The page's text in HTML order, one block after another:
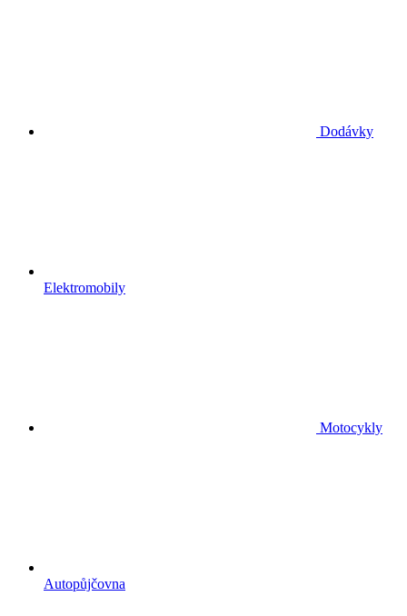
Dodávky
Elektromobily
Motocykly
Autopůjčovna